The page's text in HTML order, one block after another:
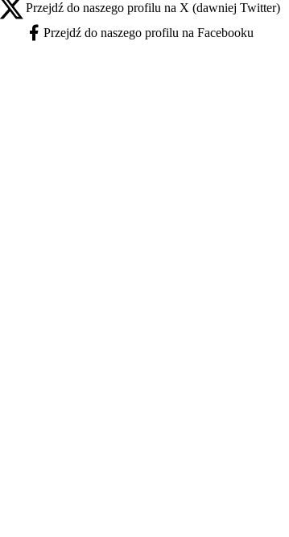
X - otwiera się w nowej karcie
Przejdź do naszego profilu na X (dawniej Twitter)
Facebook - otwiera się w nowej karcie
Przejdź do naszego profilu na Facebooku